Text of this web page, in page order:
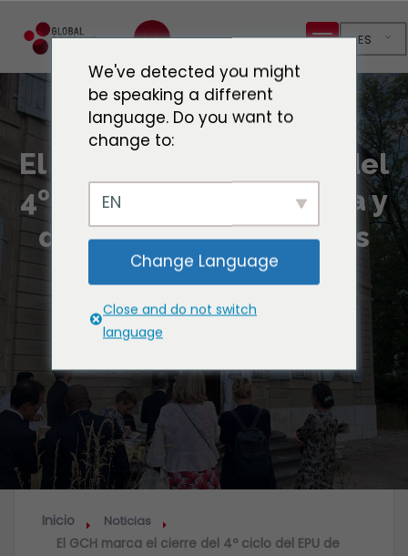
ES
El GCH marca el cierre del
4º ciclo del EPU de Italia y
destaca el papel de los
GLR en los derechos
humanos
Inicio Noticias
El GCH marca el cierre del 4º ciclo del EPU de
We've detected you might
be speaking a different
language. Do you want to
change to:
EN
Change Language
Close and do not switch
language